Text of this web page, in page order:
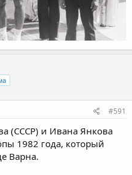
#591
(СССР) и Ивана Янкова
1982 года, который
Варна.